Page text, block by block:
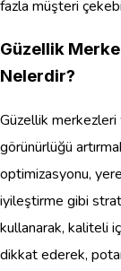
fazla müşteri
Güzellik
Nelerdir?
Güzellik merkezleri
görünürlüğü
optimizasyonu,
iyileştirme gibi
kullanarak, kaliteli
dikkat ederek,